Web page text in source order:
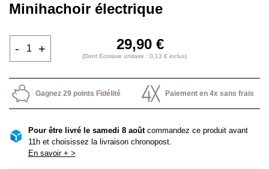
Minihachoir électrique
29,90 €
(Dont Ecotaxe unitaire : 0,13 € inclus)
- +
Gagnez 29 points Fidélité Paiement en 4x sans frais
Pour être livré le samedi 8 aoûtcommandez ce produit avant
11h et choisissez la livraison chronopost.
En savoir + >